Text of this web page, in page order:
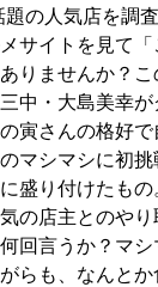
題の人気店を調
サイトを見て
りませんか？
中・大島美幸が
寅さんの格好
マシマシに初
盛り付けたも
の店主とのや
回言うか？マ
らも、なんと